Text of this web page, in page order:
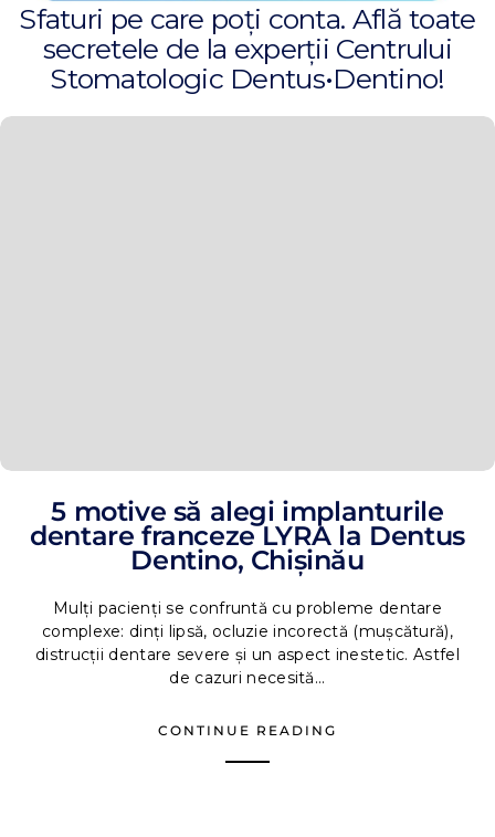
Sfaturi pe care poți conta. Află toate
secretele de la experții Centrului
Stomatologic Dentus•Dentino!
5 motive să alegi implanturile
dentare franceze LYRA la Dentus
Dentino, Chișinău
Mulți pacienți se confruntă cu probleme dentare
complexe: dinți lipsă, ocluzie incorectă (mușcătură),
distrucții dentare severe și un aspect inestetic. Astfel
de cazuri necesită...
CONTINUE READING